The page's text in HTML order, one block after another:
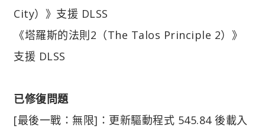
City）》支援 DLSS
《塔羅斯的法則2（The Talos Principle 2）》
支援 DLSS
已修復問題
[最後一戰：無限]：更新驅動程式 545.84 後載入